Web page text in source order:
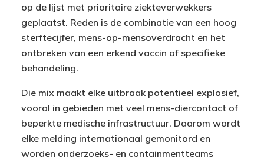
op de lijst met prioritaire ziekteverwekkers
geplaatst. Reden is de combinatie van een hoog
sterftecijfer, mens-op-mensoverdracht en het
ontbreken van een erkend vaccin of specifieke
behandeling.
Die mix maakt elke uitbraak potentieel explosief,
vooral in gebieden met veel mens-diercontact of
beperkte medische infrastructuur. Daarom wordt
elke melding internationaal gemonitord en
worden onderzoeks- en containmentteams